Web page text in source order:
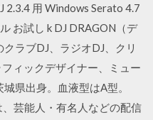
2.3.4 用 Windows Serato 4.7
お試し k DJ DRAGON（デ
ラブDJ、ラジオDJ、クリ
ィックデザイナー、ミュー
県出身。血液型はA型。
、芸能人・有名人などの配信